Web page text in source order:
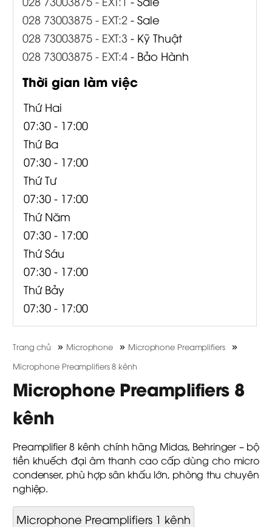
028 73003875 - EXT:2- Sale
028 73003875 - EXT:3 - Kỹ Thuật
028 73003875 - EXT:4- Bảo Hành
Thời gian làm việc
Thứ Hai
07:30 - 17:00
Thứ Ba
07:30 - 17:00
Thứ Tư
07:30 - 17:00
Thứ Năm
07:30 - 17:00
Thứ Sáu
07:30 - 17:00
Thứ Bảy
07:30 - 17:00
Trang chủ » Microphone » Microphone Preamplifiers »
Microphone Preamplifiers 8 kênh
Microphone Preamplifiers 8
kênh
Preamplifier 8 kênh chính hãng Midas, Behringer – bộ
tiền khuếch đại âm thanh cao cấp dùng cho micro
condenser, phù hợp sân khấu lớn, phòng thu chuyên
nghiệp.
Microphone Preamplifiers 1 kênh